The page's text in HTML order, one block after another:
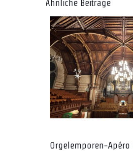
Ähnliche Beiträge
Orgelemporen-Apéro